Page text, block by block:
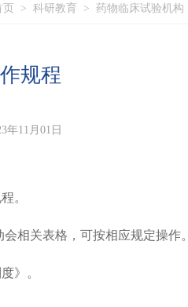
页 > 科研教育 > 药物临床试验机构
规程
11月01日
。
相关表格，可按相应规定操作。
》。